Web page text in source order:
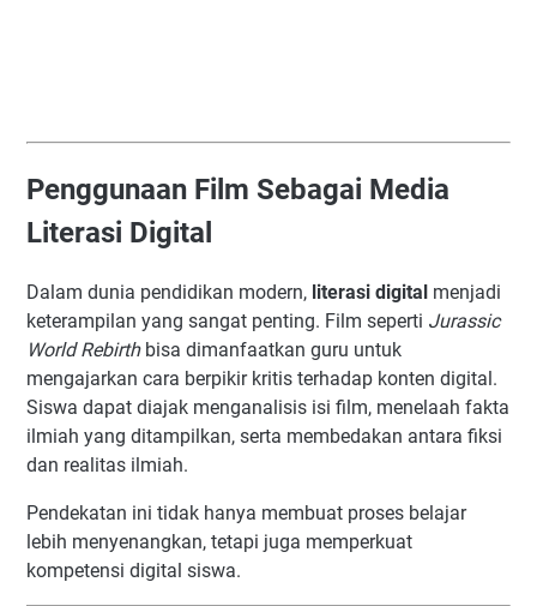
Penggunaan Film Sebagai Media
Literasi Digital
Dalam dunia pendidikan modern, literasi digital menjadi
keterampilan yang sangat penting. Film seperti Jurassic
World Rebirthbisa dimanfaatkan guru untuk
mengajarkan cara berpikir kritis terhadap konten digital.
Siswa dapat diajak menganalisis isi film, menelaah fakta
ilmiah yang ditampilkan, serta membedakan antara fiksi
dan realitas ilmiah.
Pendekatan ini tidak hanya membuat proses belajar
lebih menyenangkan, tetapi juga memperkuat
kompetensi digital siswa.